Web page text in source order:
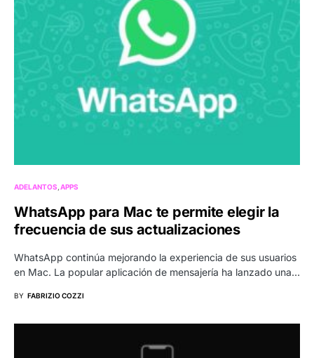
ADELANTOS APPS
WhatsApp para Mac te permite elegir la
frecuencia de sus actualizaciones
WhatsApp continúa mejorando la experiencia de sus usuarios
en Mac. La popular aplicación de mensajería ha lanzado una…
BY FABRIZIO COZZI